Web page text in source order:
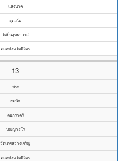
แสงนาค
อุตฺถโม
วัดปิ่นสุทธาวาส
คณะจังหวัดพิจิตร
13
พระ
สมนึก
ดอกราตรี
ปญฺญาธโร
วัดเทศสว่างเจริญ
คณะจังหวัดพิจิตร